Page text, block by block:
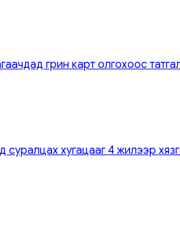
грин карт олгохоос
хугацааг 4 жилээр